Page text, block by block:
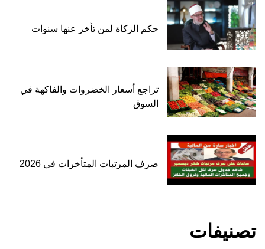
حكم الزكاة لمن تأخر عنها سنوات
تراجع أسعار الخضروات والفاكهة في
السوق
صرف المرتبات المتأخرات في 2026
تصنيفات